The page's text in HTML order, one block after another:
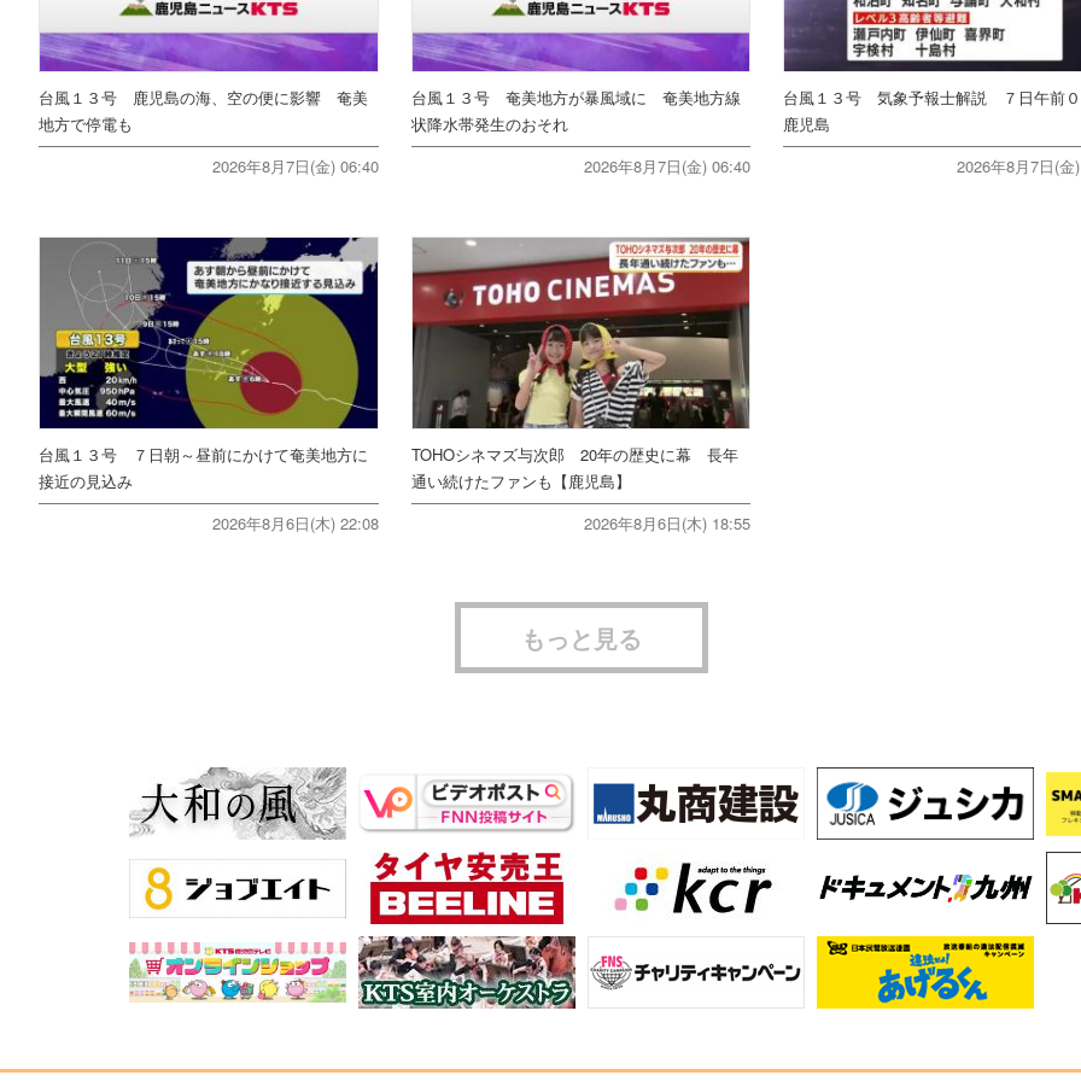
台風１３号 鹿児島の海、空の便に影響 奄美
地方で停電も
2026年8月7日(金) 06:40
台風１３号 奄美地方が暴風域に 奄美地方線
状降水帯発生のおそれ
2026年8月7日(金) 06:40
台風１３号 気象予報士解説 ７日午前
鹿児島
2026年8月7日(金
台風１３号 ７日朝～昼前にかけて奄美地方に
接近の見込み
2026年8月6日(木) 22:08
TOHOシネマズ与次郎 20年の歴史に幕 長年
通い続けたファンも【鹿児島】
2026年8月6日(木) 18:55
もっと見る